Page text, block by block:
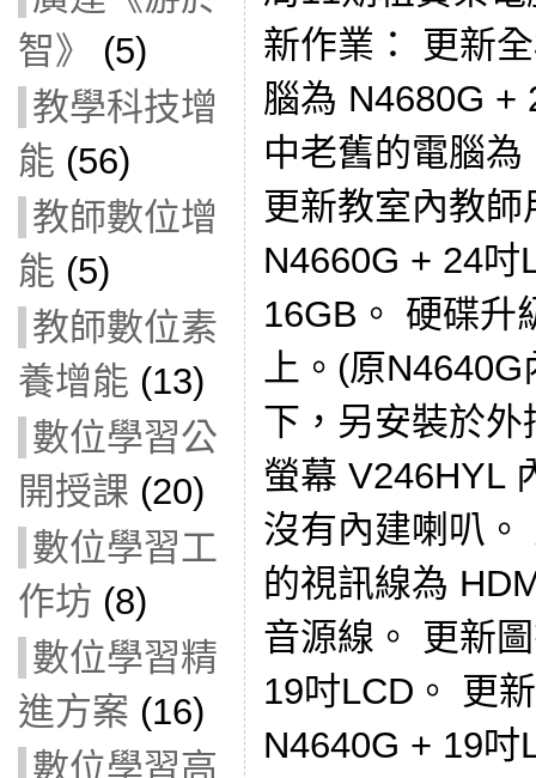
智》
(5)
教學科技增
能 (56)
教師數位增
能 (5)
教師數位素
養增能 (13)
數位學習公
開授課 (20)
數位學習工
作坊 (8)
數位學習精
進方案 (16)
數位學習高
新作業： 更新
腦為 N4680G +
中老舊的電腦
更新教室內教
N4660G + 24吋
16GB。 硬碟升
上。(原
下，另安裝於
螢幕 V246HYL
沒有內建喇叭
的視訊線為
音源線。 更新
19吋LCD。 更
N4640G + 19